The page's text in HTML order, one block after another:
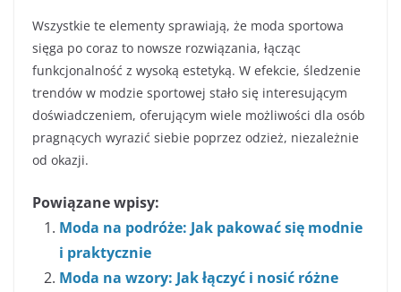
Wszystkie te elementy sprawiają, że moda sportowa
sięga po coraz to nowsze rozwiązania, łącząc
funkcjonalność z wysoką estetyką. W efekcie, śledzenie
trendów w modzie sportowej stało się interesującym
doświadczeniem, oferującym wiele możliwości dla osób
pragnących wyrazić siebie poprzez odzież, niezależnie
od okazji.
Powiązane wpisy:
Moda na podróże: Jak pakować się modnie
i praktycznie
Moda na wzory: Jak łączyć i nosić różne